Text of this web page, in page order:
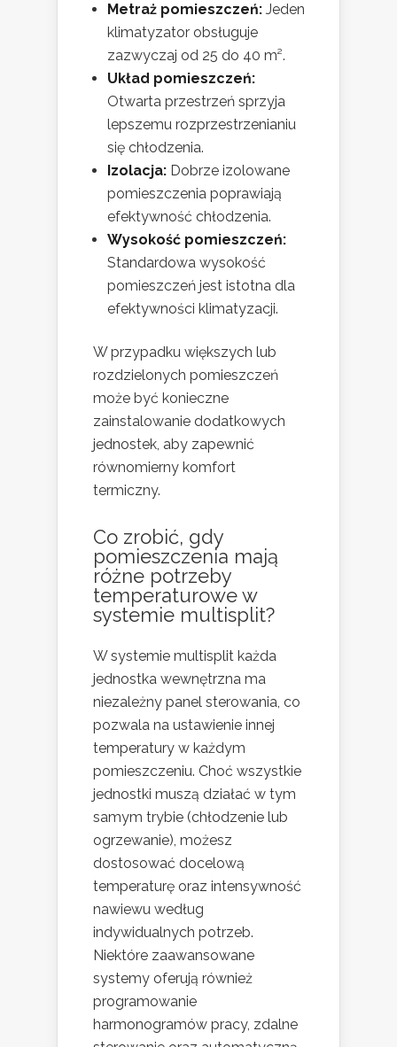
Metraż pomieszczeń: Jeden
klimatyzator obsługuje
zazwyczaj od 25 do 40 m².
Układ pomieszczeń:
Otwarta przestrzeń sprzyja
lepszemu rozprzestrzenianiu
się chłodzenia.
Izolacja: Dobrze izolowane
pomieszczenia poprawiają
efektywność chłodzenia.
Wysokość pomieszczeń:
Standardowa wysokość
pomieszczeń jest istotna dla
efektywności klimatyzacji.
W przypadku większych lub
rozdzielonych pomieszczeń
może być konieczne
zainstalowanie dodatkowych
jednostek, aby zapewnić
równomierny komfort
termiczny.
Co zrobić, gdy
pomieszczenia mają
różne potrzeby
temperaturowe w
systemie multisplit?
W systemie multisplit każda
jednostka wewnętrzna ma
niezależny panel sterowania, co
pozwala na ustawienie innej
temperatury w każdym
pomieszczeniu. Choć wszystkie
jednostki muszą działać w tym
samym trybie (chłodzenie lub
ogrzewanie), możesz
dostosować docelową
temperaturę oraz intensywność
nawiewu według
indywidualnych potrzeb.
Niektóre zaawansowane
systemy oferują również
programowanie
harmonogramów pracy, zdalne